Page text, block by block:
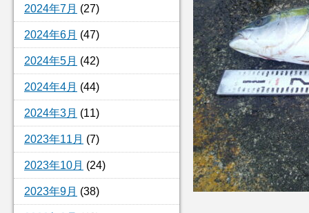
2024年7月 (27)
2024年6月 (47)
2024年5月 (42)
2024年4月 (44)
2024年3月 (11)
2023年11月 (7)
2023年10月 (24)
2023年9月 (38)